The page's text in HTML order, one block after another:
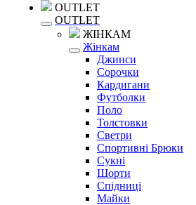
OUTLET
OUTLET
ЖІНКАМ
Жінкам
Джинси
Сорочки
Кардигани
Футболки
Поло
Толстовки
Светри
Спортивні Брюки
Сукні
Шорти
Спідниці
Майки